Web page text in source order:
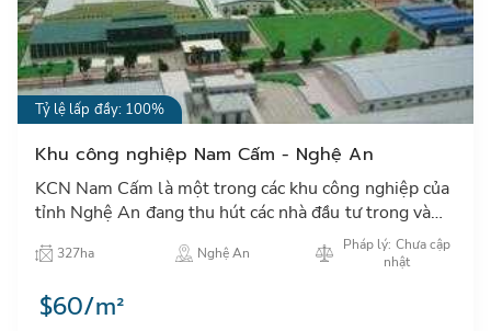
Tỷ lệ lấp đầy: 100%
Khu công nghiệp Nam Cấm - Nghệ An
KCN Nam Cấm là một trong các khu công nghiệp của
tỉnh Nghệ An đang thu hút các nhà đầu tư trong và
ngoài nước đặc biệt các NĐT Nhật Bản, Hàn Quốc,
Đài Loan, Sin…
327ha Nghệ An
Pháp lý: Chưa cập
nhật
$60/m²